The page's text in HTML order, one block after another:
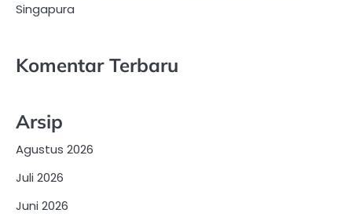
Singapura
Komentar Terbaru
Arsip
Agustus 2026
Juli 2026
Juni 2026